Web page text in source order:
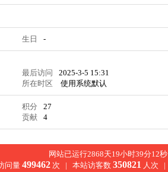
生日 -
最后访问 2025-3-5 15:31
所在时区 使用系统默认
积分 27
贡献 4
网站已运行2868天19小时39分13秒
问量 499462次 | 本站访客数 350821 人次 |